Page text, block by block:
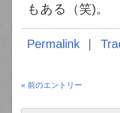
もある（笑)。
Permalink
« 前のエントリー